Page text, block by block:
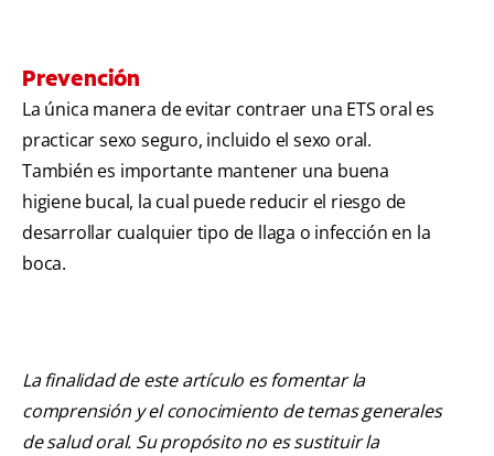
Prevención
La única manera de evitar contraer una ETS oral es
practicar sexo seguro, incluido el sexo oral.
También es importante mantener una buena
higiene bucal, la cual puede reducir el riesgo de
desarrollar cualquier tipo de llaga o infección en la
boca.
La finalidad de este artículo es fomentar la
comprensión y el conocimiento de temas generales
de salud oral. Su propósito no es sustituir la